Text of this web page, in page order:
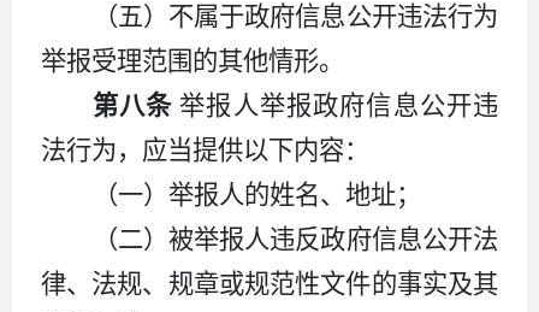
（五）不属于政府信息公开违法行为
举报受理范围的其他情形。
第八条 举报人举报政府信息公开违
法行为，应当提供以下内容：
（一）举报人的姓名、地址；
（二）被举报人违反政府信息公开法
律、法规、规章或规范性文件的事实及其